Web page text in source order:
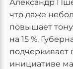
Александр
что даже
повышает
на 15 %.
подчеркивает
инициативе